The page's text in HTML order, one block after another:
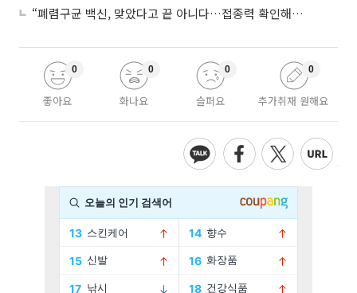
“폐렴구균 백신, 맞았다고 끝 아니다…접종력 확인해야”
좋아요
0
화나요
0
슬퍼요
0
추가취재 원해요
0